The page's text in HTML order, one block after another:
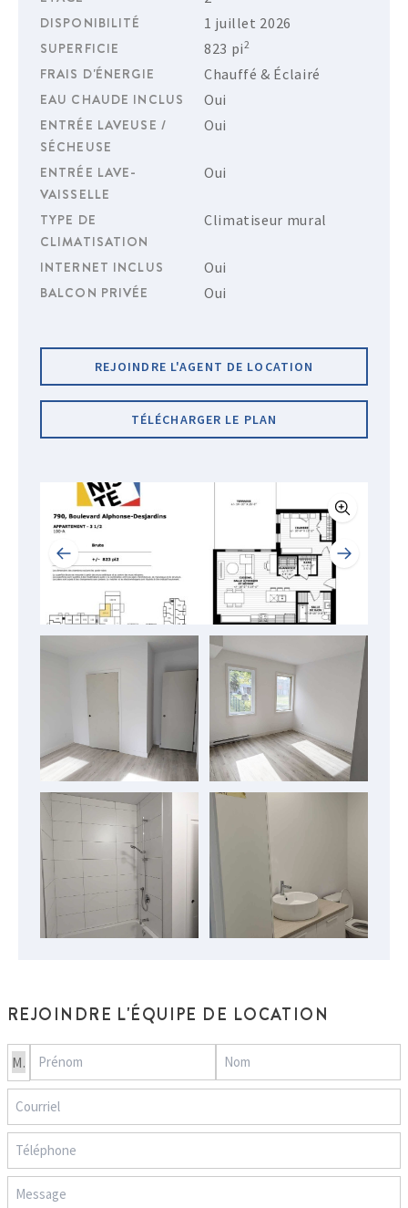
DISPONIBILITÉ
1 juillet 2026
SUPERFICIE
823 pi2
FRAIS D'ÉNERGIE
Chauffé & Éclairé
EAU CHAUDE INCLUS
Oui
ENTRÉE LAVEUSE /
SÉCHEUSE
Oui
ENTRÉE LAVE-
VAISSELLE
Oui
TYPE DE
CLIMATISATION
Climatiseur mural
INTERNET INCLUS
Oui
BALCON PRIVÉE
Oui
REJOINDRE L'AGENT DE LOCATION
TÉLÉCHARGER LE PLAN
REJOINDRE L'ÉQUIPE DE LOCATION